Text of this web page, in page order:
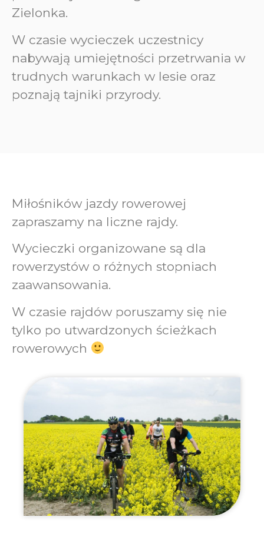
Zielonka.
W czasie wycieczek uczestnicy
nabywają umiejętności przetrwania w
trudnych warunkach w lesie oraz
poznają tajniki przyrody.
Miłośników jazdy rowerowej
zapraszamy na liczne rajdy.
Wycieczki organizowane są dla
rowerzystów o różnych stopniach
zaawansowania.
W czasie rajdów poruszamy się nie
tylko po utwardzonych ścieżkach
rowerowych